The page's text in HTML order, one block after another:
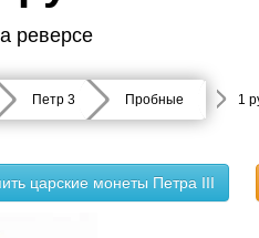
реверсе
Петр 3 Пробные 1
царские монеты Петра III